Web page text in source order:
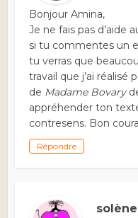
Bonjour Amina,
Je ne fais pas d’aide
si tu commentes un
tu verras que
travail que j’ai réalisé
de Madame Bovary
appréhender ton
contresens. Bon
Répondre
solène